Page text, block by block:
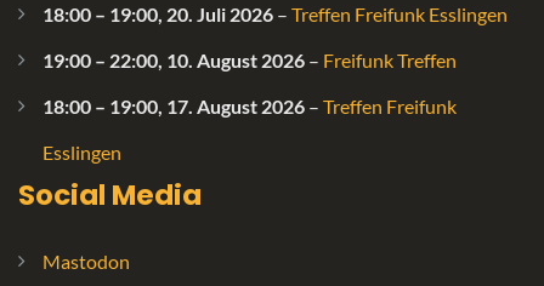
18:00 – 19:00 20. Juli 2026 – Treffen Freifunk Esslingen
19:00 – 22:00 10. August 2026 – Freifunk Treffen
18:00 – 19:00 17. August 2026 – Treffen Freifunk
Esslingen
Social Media
Mastodon